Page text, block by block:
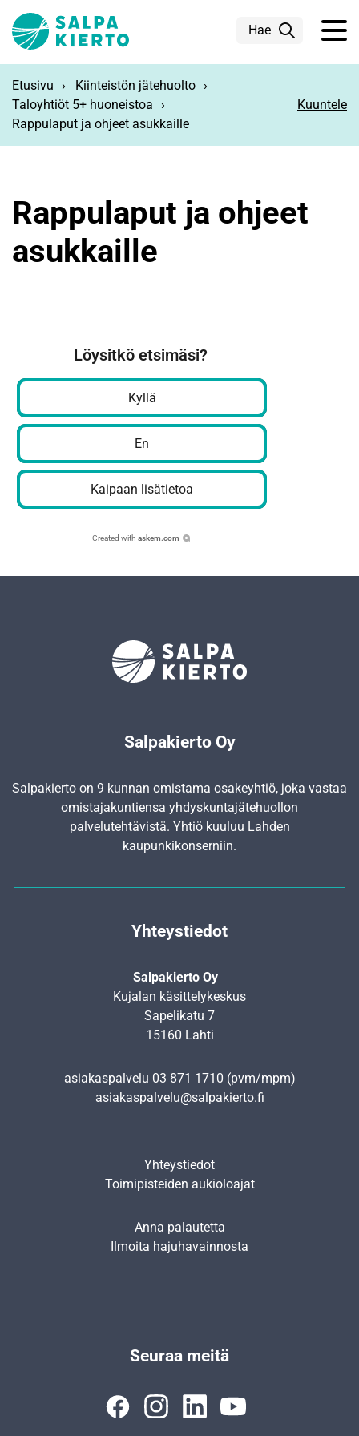
Hae
Etusivu
Kiinteistön jätehuolto
Taloyhtiöt 5+ huoneistoa
Rappulaput ja ohjeet asukkaille
Kuuntele
Rappulaput ja ohjeet
asukkaille
Löysitkö etsimäsi?
Kyllä
En
Kaipaan lisätietoa
Created with askem.com
Salpakierto Oy
Salpakierto on 9 kunnan omistama osakeyhtiö, joka vastaa
omistajakuntiensa yhdyskunta­jätehuollon
palvelutehtävistä. Yhtiö kuuluu Lahden
kaupunkikonserniin.
Yhteystiedot
Salpakierto Oy
Kujalan käsittelykeskus
Sapelikatu 7
15160 Lahti
asiakaspalvelu 03 871 1710 (pvm/mpm)
asiakaspalvelu@salpakierto.fi
Yhteystiedot
Toimipisteiden aukioloajat
Anna palautetta
Ilmoita hajuhavainnosta
Seuraa meitä